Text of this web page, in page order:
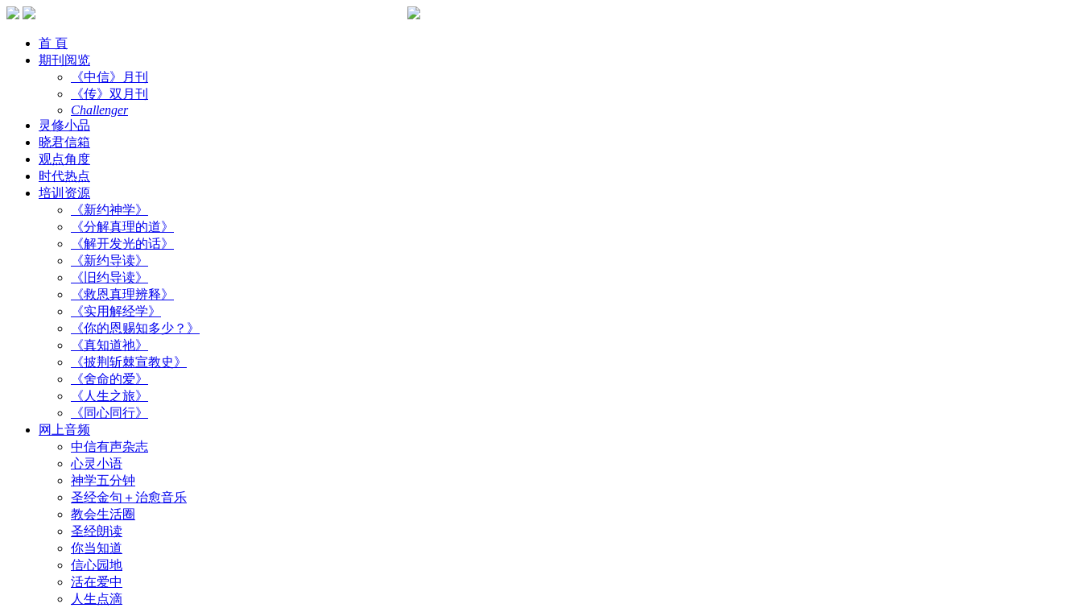
首 頁
期刊阅览
《中信》月刊
《传》双月刊
Challenger
灵修小品
晓君信箱
观点角度
时代热点
培训资源
《新约神学》
《分解真理的道》
《解开发光的话》
《新约导读》
《旧约导读》
《救恩真理辨释》
《实用解经学》
《你的恩赐知多少？》
《真知道祂》
《披荆斩棘宣教史》
《舍命的爱》
《人生之旅》
《同心同行》
网上音频
中信有声杂志
心灵小语
神学五分钟
圣经金句＋治愈音乐
教会生活圈
圣经朗读
你当知道
信心园地
活在爱中
人生点滴